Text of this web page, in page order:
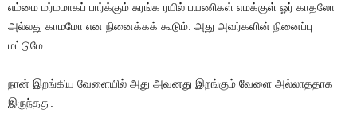
எம்மை மர்மமாகப் பார்க்கும் சுரங்க ரயில் பயணிகள் எமக்குள் ஓர் காதலோ
அல்லது காமமோ என நினைக்கக் கூடும். அது அவர்களின் நினைப்பு
மட்டுமே.
நான் இறங்கிய வேளையில் அது அவனது இறங்கும் வேளை அல்லாததாக
இருந்தது.